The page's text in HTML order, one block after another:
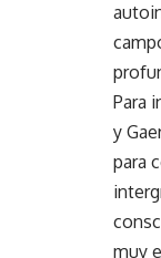
Para
y
para
muy